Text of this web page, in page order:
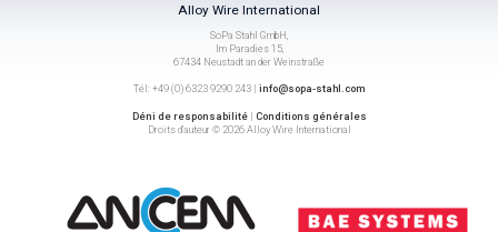
Alloy Wire International
SoPa Stahl GmbH,
Im Paradies 15,
67434 Neustadt an der Weinstraße
Tél: +49 (0) 6323 9290 243 | info@sopa-stahl.com
Déni de responsabilité| Conditions générales
Droits d’auteur © 2026 Alloy Wire International